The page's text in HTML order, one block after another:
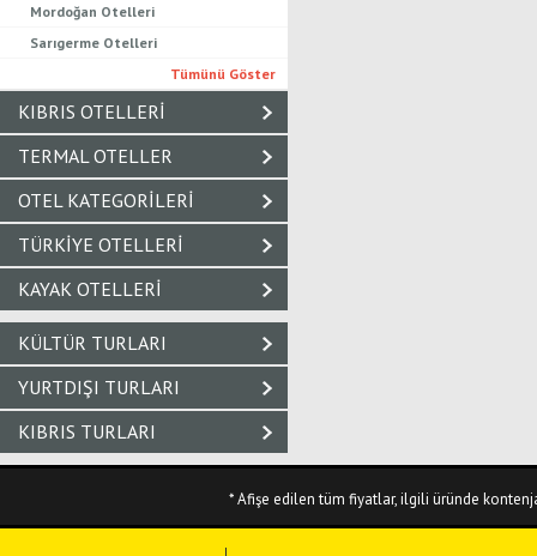
Mordoğan Otelleri
Sarıgerme Otelleri
Tümünü Göster
KIBRIS OTELLERI
TERMAL OTELLER
OTEL KATEGORILERI
TÜRKIYE OTELLERI
KAYAK OTELLERI
KÜLTÜR TURLARI
YURTDIŞI TURLARI
KIBRIS TURLARI
* Afişe edilen tüm fiyatlar, ilgili üründe